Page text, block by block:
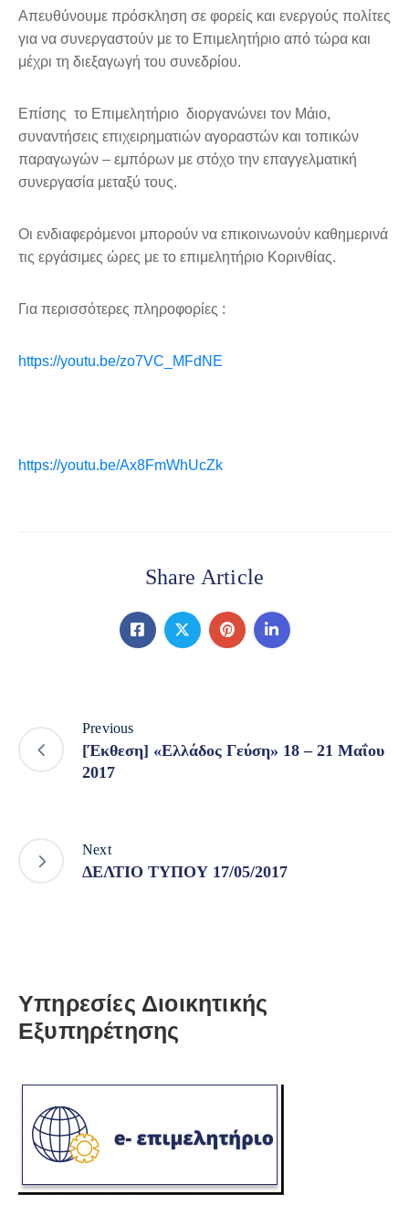
Απευθύνουμε πρόσκληση σε φορείς και ενεργούς πολίτες
για να συνεργαστούν με το Επιμελητήριο από τώρα και
μέχρι τη διεξαγωγή του συνεδρίου.
Επίσης το Επιμελητήριο διοργανώνει τον Μάιο,
συναντήσεις επιχειρηματιών αγοραστών και τοπικών
παραγωγών – εμπόρων με στόχο την επαγγελματική
συνεργασία μεταξύ τους.
Οι ενδιαφερόμενοι μπορούν να επικοινωνούν καθημερινά
τις εργάσιμες ώρες με το επιμελητήριο Κορινθίας.
Για περισσότερες πληροφορίες :
https://youtu.be/zo7VC_MFdNE
https://youtu.be/Ax8FmWhUcZk
Share Article
Previous
[Έκθεση] «Ελλάδος Γεύση» 18 – 21 Μαΐου
2017
Next
ΔΕΛΤΙΟ ΤΥΠΟΥ 17/05/2017
Υπηρεσίες Διοικητικής
Εξυπηρέτησης